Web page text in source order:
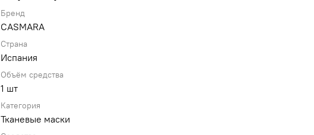
Бренд
CASMARA
Страна
Испания
Объём средства
1 шт
Категория
Тканевые маски